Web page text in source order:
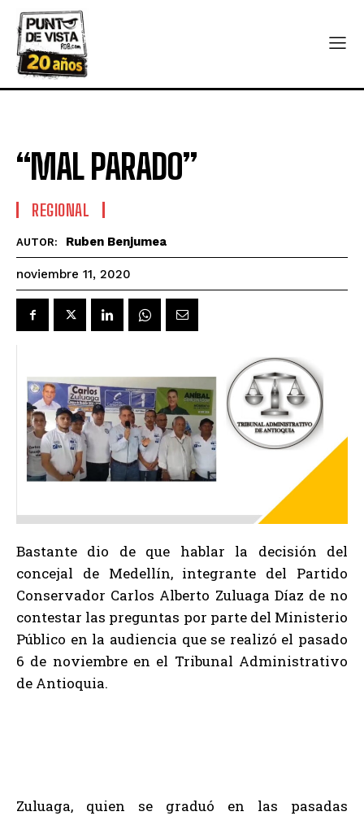
“MAL PARADO”
REGIONAL
AUTOR: Ruben Benjumea
noviembre 11, 2020
Bastante dio de que hablar la decisión del
concejal de Medellín, integrante del Partido
Conservador Carlos Alberto Zuluaga Díaz de no
contestar las preguntas por parte del Ministerio
Público en la audiencia que se realizó el pasado
6 de noviembre en el Tribunal Administrativo
de Antioquia.
Zuluaga, quien se graduó en las pasadas